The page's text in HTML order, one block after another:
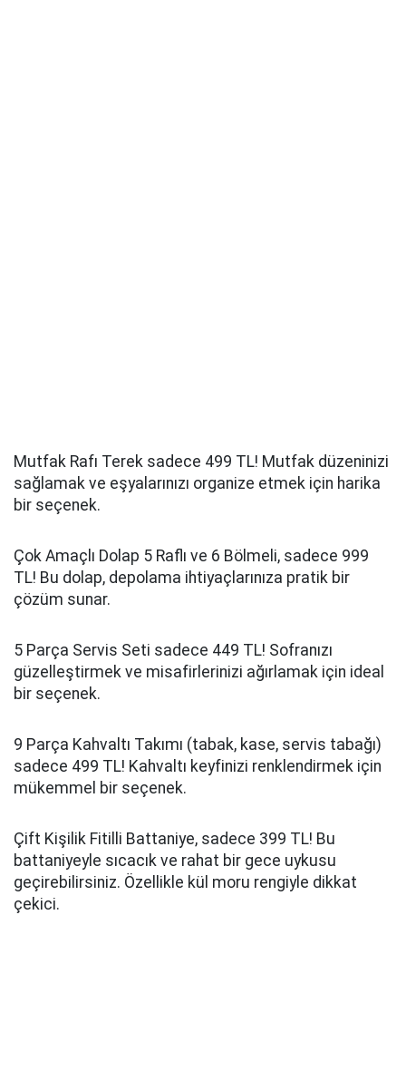
Mutfak Rafı Terek sadece 499 TL! Mutfak düzeninizi
sağlamak ve eşyalarınızı organize etmek için harika
bir seçenek.
Çok Amaçlı Dolap 5 Raflı ve 6 Bölmeli, sadece 999
TL! Bu dolap, depolama ihtiyaçlarınıza pratik bir
çözüm sunar.
5 Parça Servis Seti sadece 449 TL! Sofranızı
güzelleştirmek ve misafirlerinizi ağırlamak için ideal
bir seçenek.
9 Parça Kahvaltı Takımı (tabak, kase, servis tabağı)
sadece 499 TL! Kahvaltı keyfinizi renklendirmek için
mükemmel bir seçenek.
Çift Kişilik Fitilli Battaniye, sadece 399 TL! Bu
battaniyeyle sıcacık ve rahat bir gece uykusu
geçirebilirsiniz. Özellikle kül moru rengiyle dikkat
çekici.